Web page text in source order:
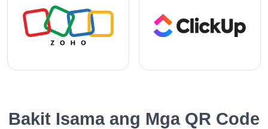
Bakit Isama ang Mga QR Code